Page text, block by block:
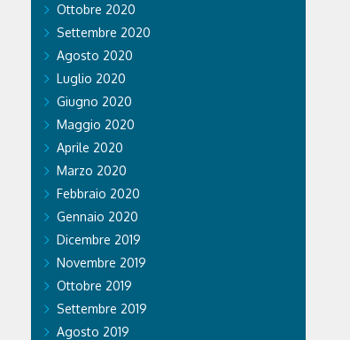
Ottobre 2020
Settembre 2020
Agosto 2020
Luglio 2020
Giugno 2020
Maggio 2020
Aprile 2020
Marzo 2020
Febbraio 2020
Gennaio 2020
Dicembre 2019
Novembre 2019
Ottobre 2019
Settembre 2019
Agosto 2019